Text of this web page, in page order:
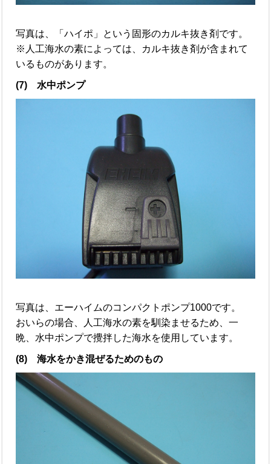
写真は、「ハイポ」という固形のカルキ抜き剤です。
※人工海水の素によっては、カルキ抜き剤が含まれて
いるものがあります。
(7) 水中ポンプ
写真は、エーハイムのコンパクトポンプ1000です。
おいらの場合、人工海水の素を馴染ませるため、一
晩、水中ポンプで攪拌した海水を使用しています。
(8) 海水をかき混ぜるためのもの